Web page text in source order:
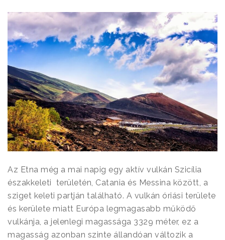
Az Etna még a mai napig egy aktív vulkán Szicília
északkeleti területén, Catania és Messina között, a
sziget keleti partján található. A vulkán óriási területe
és kerülete miatt Európa legmagasabb működő
vulkánja, a jelenlegi magassága 3329 méter, ez a
magasság azonban szinte állandóan változik a